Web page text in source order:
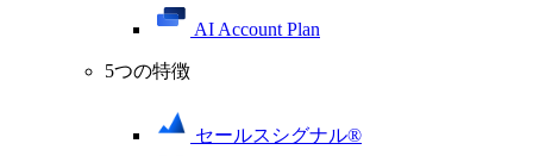
AI Account Plan
5つの特徴
セールスシグナル®